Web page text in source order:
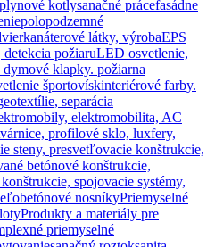
plynové kotlysanačné prácefasádne
polopodzemné
náterové látky, výrobaEPS
požiaruLED osvetlenie,
klapky. požiarna
športovískinteriérové farby.
separácia
elektromobilita, AC
profilové sklo, luxfery,
steny, presvetľovacie konštrukcie,
betónové konštrukcie,
spojovacie systémy,
nosníkyPriemyselné
Produkty a materiály pre
priemyselné